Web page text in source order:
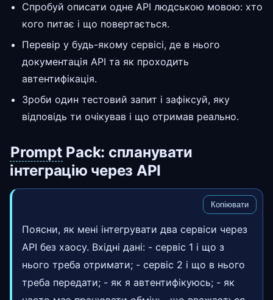
Спробуй описати одне API людською мовою: хто
кого питає і що повертається.
Перевір у будь-якому сервісі, де в нього
документація API та як проходить
автентифікація.
Зроби один тестовий запит і зафіксуй, яку
відповідь ти очікував і що отримав реально.
Prompt Pack: спланувати
інтеграцію через API
Копіювати
Поясни, як мені інтегрувати два сервіси через
API без хаосу. Вхідні дані: - сервіс 1 і що з
нього треба отримати; - сервіс 2 і що в нього
треба передати; - як я автентифікуюсь; - як